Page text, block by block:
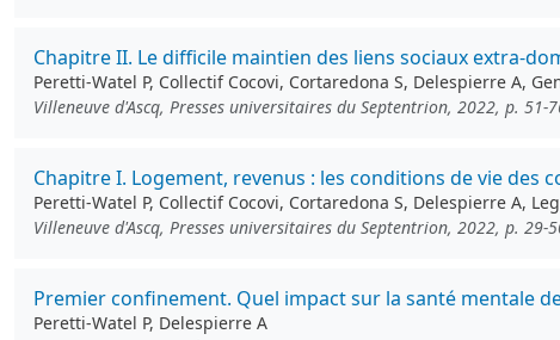
Chapitre II. Le difficile maintien des liens sociaux extra-
Peretti-Watel P, Collectif Cocovi, Cortaredona S, Delespierre A,
Villeneuve d'Ascq, Presses universitaires du Septentrion, 2022, p. 51-
Chapitre I. Logement, revenus : les conditions de vie des
Peretti-Watel P, Collectif Cocovi, Cortaredona S, Delespierre A,
Villeneuve d'Ascq, Presses universitaires du Septentrion, 2022, p. 29-
Premier confinement. Quel impact sur la santé mentale
Peretti-Watel P, Delespierre A